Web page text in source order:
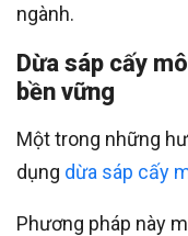
ngành.
Dừa sáp cấy
bền vững
Một trong những
dụng dừa sáp cấy
Phương pháp này